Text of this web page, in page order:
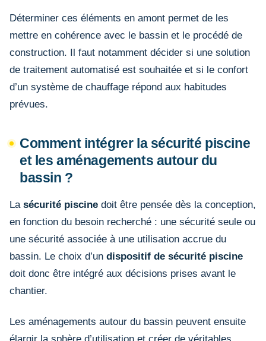
Déterminer ces éléments en amont permet de les
mettre en cohérence avec le bassin et le procédé de
construction. Il faut notamment décider si une solution
de traitement automatisé est souhaitée et si le confort
d’un système de chauffage répond aux habitudes
prévues.
Comment intégrer la sécurité piscine
et les aménagements autour du
bassin ?
La sécurité piscine doit être pensée dès la conception,
en fonction du besoin recherché : une sécurité seule ou
une sécurité associée à une utilisation accrue du
bassin. Le choix d’un dispositif de sécurité piscine
doit donc être intégré aux décisions prises avant le
chantier.
Les aménagements autour du bassin peuvent ensuite